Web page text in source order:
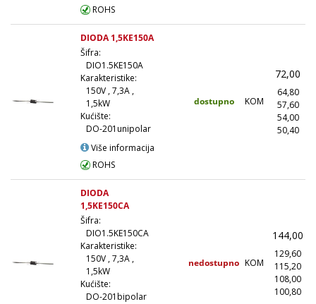
ROHS
DIODA 1,5KE150A
Šifra:
DIO1.5KE150A
Karakteristike:
150V , 7,3A ,
1,5kW
Kućište:
DO-201unipolar
Više informacija
ROHS
dostupno KOM
72,00
64,80
57,60
54,00
50,40
DIODA
1,5KE150CA
Šifra:
DIO1.5KE150CA
Karakteristike:
150V , 7,3A ,
1,5kW
Kućište:
DO-201bipolar
nedostupno KOM
144,00
129,60
115,20
108,00
100,80